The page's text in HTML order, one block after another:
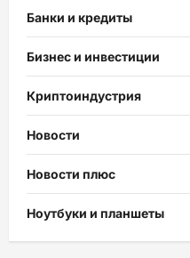
Банки и кредиты
Бизнес и инвестиции
Криптоиндустрия
Новости
Новости плюс
Ноутбуки и планшеты